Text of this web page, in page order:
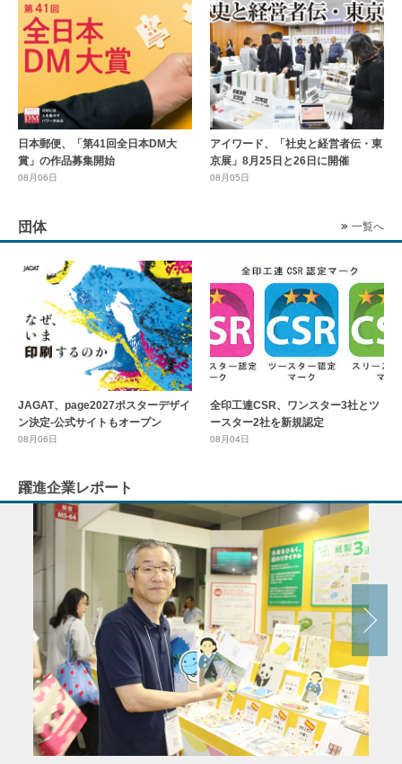
日本郵便、「第41回全日本DM大
賞」の作品募集開始
08月06日
アイワード、「社史と経営者伝・東
京展」8月25日と26日に開催
08月05日
団体 一覧へ
JAGAT、page2027ポスターデザイ
ン決定-公式サイトもオープン
08月06日
全印工連CSR、ワンスター3社とツ
ースター2社を新規認定
08月04日
躍進企業レポート